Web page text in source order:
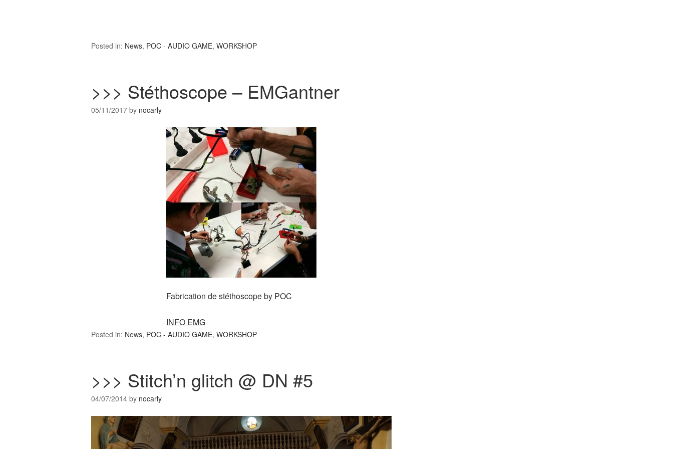
Posted in: News, POC - AUDIO GAME, WORKSHOP
>>> Stéthoscope – EMGantner
05/11/2017 by nocarly
Fabrication de stéthoscope by POC
INFO EMG
Posted in: News, POC - AUDIO GAME, WORKSHOP
>>> Stitch’n glitch @ DN #5
04/07/2014 by nocarly